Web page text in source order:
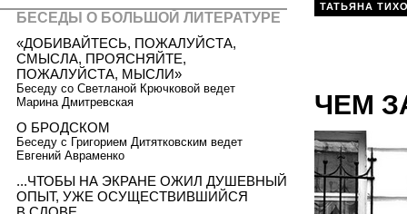
ТАТЬЯНА
ЧЕМ
БЕСЕДЫ О БОЛЬШОЙ ЛИТЕРАТУРЕ
«ДОБИВАЙТЕСЬ, ПОЖАЛУЙСТА,
СМЫСЛА, ПРОЯСНЯЙТЕ,
ПОЖАЛУЙСТА, МЫСЛИ»
Беседу со Светланой Крючковой ведет
Марина Дмитревская
О БРОДСКОМ
Беседу с Григорием Дитятковским ведет
Евгений Авраменко
...ЧТОБЫ НА ЭКРАНЕ ОЖИЛ ДУШЕВНЫЙ
ОПЫТ, УЖЕ ОСУЩЕСТВИВШИЙСЯ